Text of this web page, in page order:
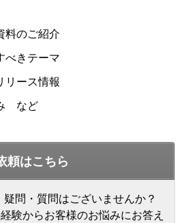
料のご紹介
べきテーマ
リース情報
など
頼はこちら
問・質問はございませんか？
験からお客様のお悩みにお答え